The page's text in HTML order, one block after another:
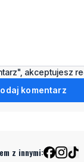
akceptujesz
komentarz
z innymi: